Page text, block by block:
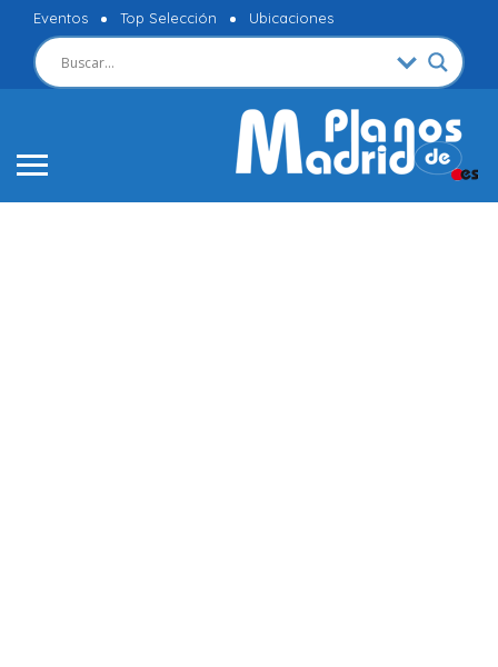
Eventos Top Selección Ubicaciones